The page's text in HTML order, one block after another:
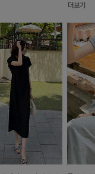
더보기